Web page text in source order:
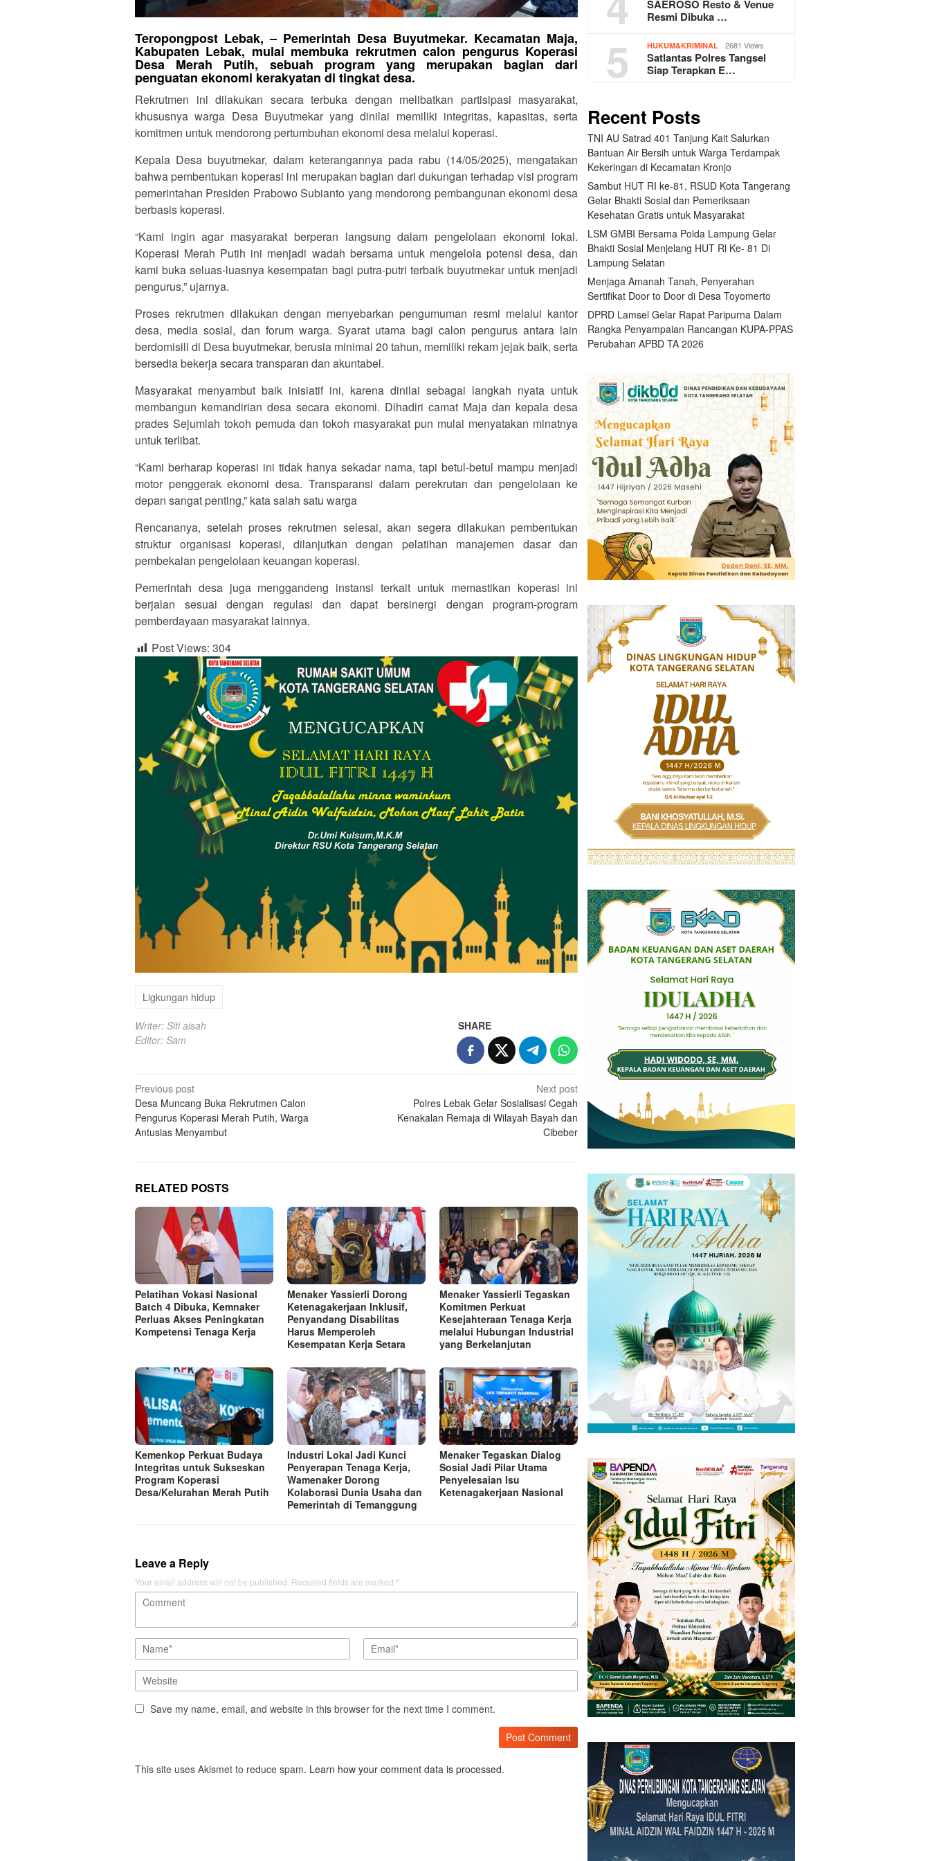
Teropongpost Lebak, – Pemerintah Desa Buyutmekar. Kecamatan Maja,
Kabupaten Lebak, mulai membuka rekrutmen calon pengurus Koperasi
Desa Merah Putih, sebuah program yang merupakan bagian dari
penguatan ekonomi kerakyatan di tingkat desa.
Rekrutmen ini dilakukan secara terbuka dengan melibatkan partisipasi masyarakat,
khususnya warga Desa Buyutmekar yang dinilai memiliki integritas, kapasitas, serta
komitmen untuk mendorong pertumbuhan ekonomi desa melalui koperasi.
Kepala Desa buyutmekar, dalam keterangannya pada rabu (14/05/2025), mengatakan
bahwa pembentukan koperasi ini merupakan bagian dari dukungan terhadap visi program
pemerintahan Presiden Prabowo Subianto yang mendorong pembangunan ekonomi desa
berbasis koperasi.
“Kami ingin agar masyarakat berperan langsung dalam pengelolaan ekonomi lokal.
Koperasi Merah Putih ini menjadi wadah bersama untuk mengelola potensi desa, dan
kami buka seluas-luasnya kesempatan bagi putra-putri terbaik buyutmekar untuk menjadi
pengurus,” ujarnya.
Proses rekrutmen dilakukan dengan menyebarkan pengumuman resmi melalui kantor
desa, media sosial, dan forum warga. Syarat utama bagi calon pengurus antara lain
berdomisili di Desa buyutmekar, berusia minimal 20 tahun, memiliki rekam jejak baik, serta
bersedia bekerja secara transparan dan akuntabel.
Masyarakat menyambut baik inisiatif ini, karena dinilai sebagai langkah nyata untuk
membangun kemandirian desa secara ekonomi. Dihadiri camat Maja dan kepala desa
prades Sejumlah tokoh pemuda dan tokoh masyarakat pun mulai menyatakan minatnya
untuk terlibat.
“Kami berharap koperasi ini tidak hanya sekadar nama, tapi betul-betul mampu menjadi
motor penggerak ekonomi desa. Transparansi dalam perekrutan dan pengelolaan ke
depan sangat penting,” kata salah satu warga
Rencananya, setelah proses rekrutmen selesai, akan segera dilakukan pembentukan
struktur organisasi koperasi, dilanjutkan dengan pelatihan manajemen dasar dan
pembekalan pengelolaan keuangan koperasi.
Pemerintah desa juga menggandeng instansi terkait untuk memastikan koperasi ini
berjalan sesuai dengan regulasi dan dapat bersinergi dengan program-program
pemberdayaan masyarakat lainnya.
Post Views: 304
Ligkungan hidup
Writer: Siti aisah
Editor: Sam
SHARE
Post
navigation
Previous post
Desa Muncang Buka Rekrutmen Calon
Pengurus Koperasi Merah Putih, Warga
Antusias Menyambut
Next post
Polres Lebak Gelar Sosialisasi Cegah
Kenakalan Remaja di Wilayah Bayah dan
Cibeber
RELATED POSTS
Pelatihan Vokasi Nasional
Batch 4 Dibuka, Kemnaker
Perluas Akses Peningkatan
Kompetensi Tenaga Kerja
Menaker Yassierli Dorong
Ketenagakerjaan Inklusif,
Penyandang Disabilitas
Harus Memperoleh
Kesempatan Kerja Setara
Menaker Yassierli Tegaskan
Komitmen Perkuat
Kesejahteraan Tenaga Kerja
melalui Hubungan Industrial
yang Berkelanjutan
Kemenkop Perkuat Budaya
Integritas untuk Sukseskan
Program Koperasi
Desa/Kelurahan Merah Putih
Industri Lokal Jadi Kunci
Penyerapan Tenaga Kerja,
Wamenaker Dorong
Kolaborasi Dunia Usaha dan
Pemerintah di Temanggung
Menaker Tegaskan Dialog
Sosial Jadi Pilar Utama
Penyelesaian Isu
Ketenagakerjaan Nasional
Leave a Reply
Your email address will not be published. Required fields are marked *
Save my name, email, and website in this browser for the next time I comment.
This site uses Akismet to reduce spam. Learn how your comment data is processed.
SAEROSO Resto & Venue
Resmi Dibuka …
5 HUKUM&KRIMINAL 2681 Views
Satlantas Polres Tangsel
Siap Terapkan E…
Recent Posts
TNI AU Satrad 401 Tanjung Kait Salurkan
Bantuan Air Bersih untuk Warga Terdampak
Kekeringan di Kecamatan Kronjo
Sambut HUT RI ke-81, RSUD Kota Tangerang
Gelar Bhakti Sosial dan Pemeriksaan
Kesehatan Gratis untuk Masyarakat
LSM GMBI Bersama Polda Lampung Gelar
Bhakti Sosial Menjelang HUT Rl Ke- 81 Di
Lampung Selatan
Menjaga Amanah Tanah, Penyerahan
Sertifikat Door to Door di Desa Toyomerto
DPRD Lamsel Gelar Rapat Paripurna Dalam
Rangka Penyampaian Rancangan KUPA-PPAS
Perubahan APBD TA 2026